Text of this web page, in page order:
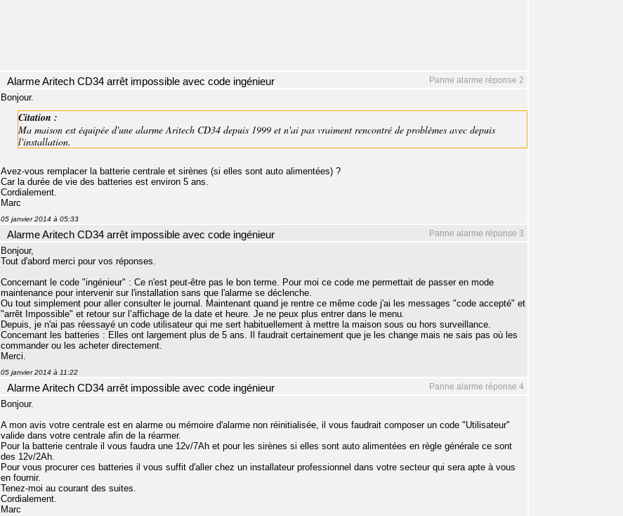
Panne alarme réponse 2
Alarme Aritech CD34 arrêt impossible avec code ingénieur
Bonjour.
Citation :
Ma maison est équipée d'une alarme Aritech CD34 depuis 1999 et n'ai pas vraiment rencontré de problèmes avec depuis
l'installation.
Avez-vous remplacer la batterie centrale et sirènes (si elles sont auto alimentées) ?
Car la durée de vie des batteries est environ 5 ans.
Cordialement.
Marc
05 janvier 2014 à 05:33
Panne alarme réponse 3
Alarme Aritech CD34 arrêt impossible avec code ingénieur
Bonjour,
Tout d'abord merci pour vos réponses.
Concernant le code "ingénieur" : Ce n'est peut-être pas le bon terme. Pour moi ce code me permettait de passer en mode
maintenance pour intervenir sur l'installation sans que l'alarme se déclenche.
Ou tout simplement pour aller consulter le journal. Maintenant quand je rentre ce même code j'ai les messages "code accepté" et
"arrêt Impossible" et retour sur l’affichage de la date et heure. Je ne peux plus entrer dans le menu.
Depuis, je n'ai pas réessayé un code utilisateur qui me sert habituellement à mettre la maison sous ou hors surveillance.
Concernant les batteries : Elles ont largement plus de 5 ans. Il faudrait certainement que je les change mais ne sais pas où les
commander ou les acheter directement.
Merci.
05 janvier 2014 à 11:22
Panne alarme réponse 4
Alarme Aritech CD34 arrêt impossible avec code ingénieur
Bonjour.
A mon avis votre centrale est en alarme ou mémoire d'alarme non réinitialisée, il vous faudrait composer un code "Utilisateur"
valide dans votre centrale afin de la réarmer.
Pour la batterie centrale il vous faudra une 12v/7Ah et pour les sirènes si elles sont auto alimentées en règle générale ce sont
des 12v/2Ah.
Pour vous procurer ces batteries il vous suffit d'aller chez un installateur professionnel dans votre secteur qui sera apte à vous
en fournir.
Tenez-moi au courant des suites.
Cordialement.
Marc